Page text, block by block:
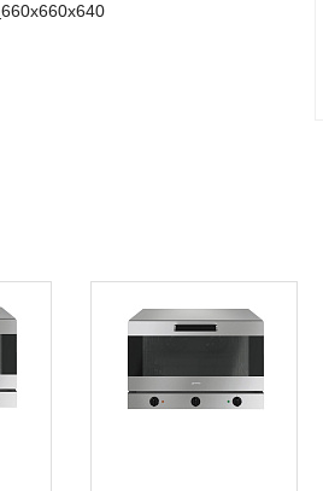
660х660х640